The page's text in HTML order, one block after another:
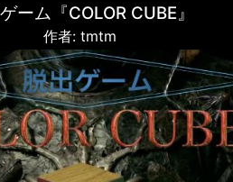
ーム『COLOR CUBE』
作者: tmtm